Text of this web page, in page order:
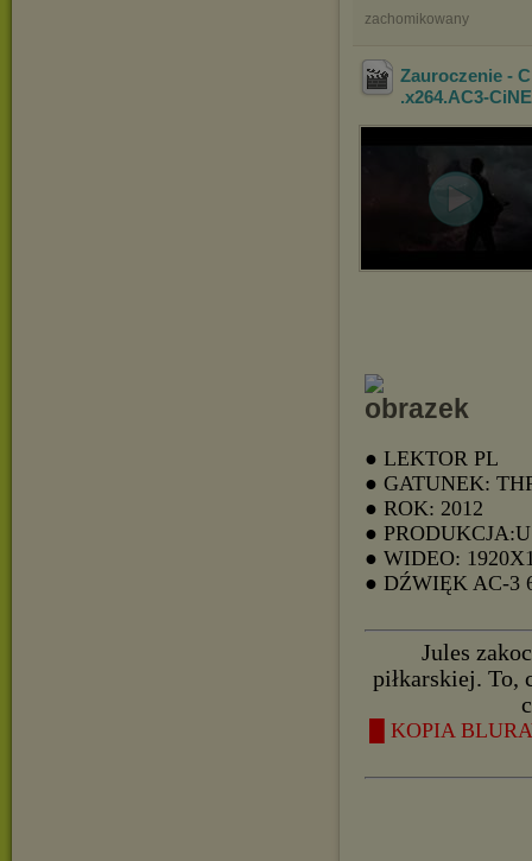
zachomikowany
Zauroczenie -
.x264.AC3-
● LEKTOR PL
● GATUNEK:
● ROK: 2012
●
● WIDEO:
● DŹWIĘK AC-3
Jules
piłkarskiej. To,
█ KOPIA